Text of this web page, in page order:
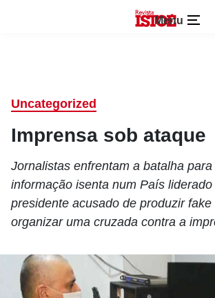
Menu
Uncategorized
Imprensa sob ataque
Jornalistas enfrentam a batalha
informação isenta num País
presidente acusado de produzir fake
organizar uma cruzada contra a